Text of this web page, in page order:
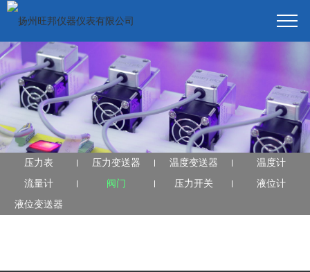
压力表 压力变送器 温度变送器
温度计
流量计
阀门 压力开关
液位计
液位变送器